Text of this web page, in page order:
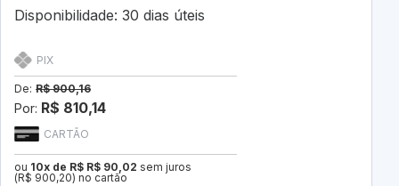
Disponibilidade: 30 dias úteis
CARTÃO
ou 10x de R$ R$ 90,02 sem juros
(R$ 900,20) no cartão
PIX
De: R$ 900,16
Por: R$ 810,14